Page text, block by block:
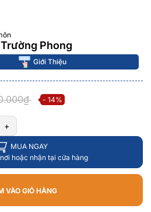
Phong
Giới Thiệu
- 14%
+
MUA NGAY
hoặc nhận tại cửa hàng
VÀO GIỎ HÀNG